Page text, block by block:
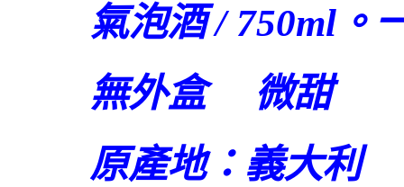
氣泡酒 / 750ml
無外盒 微甜
原產地：義大利